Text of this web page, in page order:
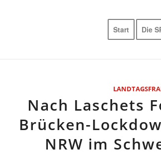
Start Die
Nach Laschets
Brücken-
NRW im